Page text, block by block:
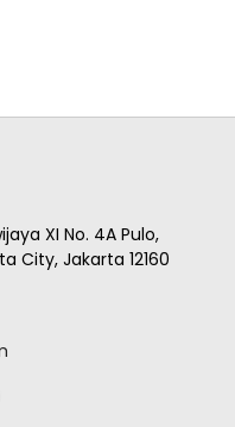
XI No. 4A Pulo,
City, Jakarta 12160